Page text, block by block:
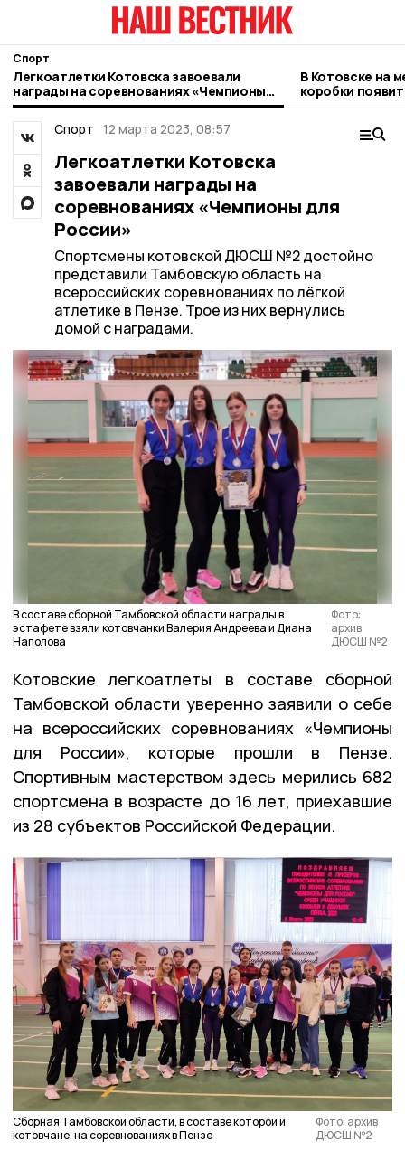
Спорт
Легкоатлетки Котовска завоевали
награды на соревнованиях «Чемпионы
для России»
В Котовске на
коробки
спортивный
Спорт 12 марта 2023, 08:57
Легкоатлетки Котовска
завоевали награды на
соревнованиях «Чемпионы для
России»
Спортсмены котовской ДЮСШ №2 достойно
представили Тамбовскую область на
всероссийских соревнованиях по лёгкой
атлетике в Пензе. Трое из них вернулись
домой с наградами.
В составе сборной Тамбовской области награды в
эстафете взяли котовчанки Валерия Андреева и Диана
Наполова
Фото:
архив
ДЮСШ №2
Котовские легкоатлеты в составе сборной
Тамбовской области уверенно заявили о себе
на всероссийских соревнованиях «Чемпионы
для России», которые прошли в Пензе.
Спортивным мастерством здесь мерились 682
спортсмена в возрасте до 16 лет, приехавшие
из 28 субъектов Российской Федерации.
Сборная Тамбовской области, в составе которой и
котовчане, на соревнованиях в Пензе
Фото: архив
ДЮСШ №2